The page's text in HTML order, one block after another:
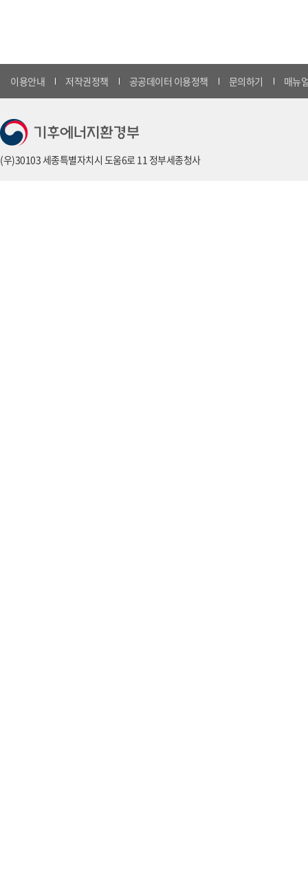
이용안내 저작권정책 공공데이터 이용정책 문의하기 매뉴
(우)30103 세종특별자치시 도움6로 11 정부세종청사